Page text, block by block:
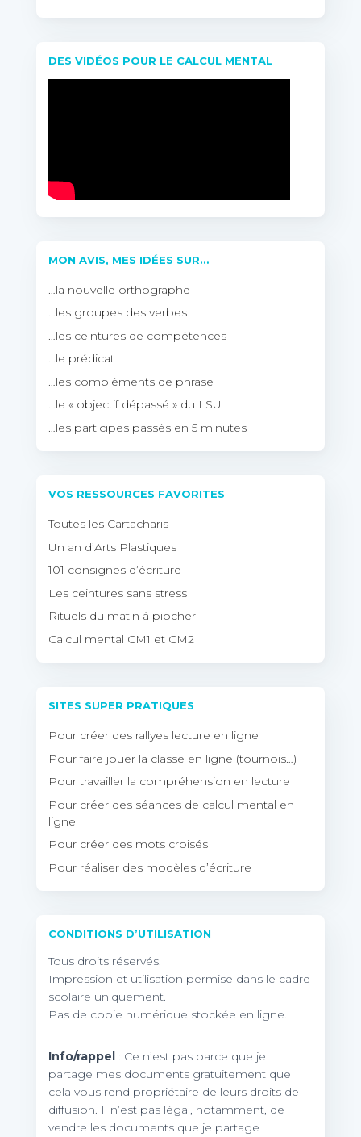
DES VIDÉOS POUR LE CALCUL MENTAL
MON AVIS, MES IDÉES SUR…
…la nouvelle orthographe
…les groupes des verbes
…les ceintures de compétences
…le prédicat
…les compléments de phrase
…le « objectif dépassé » du LSU
…les participes passés en 5 minutes
VOS RESSOURCES FAVORITES
Toutes les Cartacharis
Un an d’Arts Plastiques
101 consignes d’écriture
Les ceintures sans stress
Rituels du matin à piocher
Calcul mental CM1 et CM2
SITES SUPER PRATIQUES
Pour créer des rallyes lecture en ligne
Pour faire jouer la classe en ligne (tournois…)
Pour travailler la compréhension en lecture
Pour créer des séances de calcul mental en
ligne
Pour créer des mots croisés
Pour réaliser des modèles d’écriture
CONDITIONS D’UTILISATION
Tous droits réservés.
Impression et utilisation permise dans le cadre
scolaire uniquement.
Pas de copie numérique stockée en ligne.
Info/rappel : Ce n’est pas parce que je
partage mes documents gratuitement que
cela vous rend propriétaire de leurs droits de
diffusion. Il n’est pas légal, notamment, de
vendre les documents que je partage